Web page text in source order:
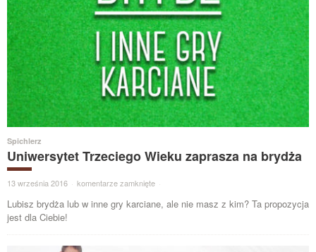
Spichlerz
Uniwersytet Trzeciego Wieku zaprasza na brydża
13 września 2016 · komentarze zamknięte ·
Lubisz brydża lub w inne gry karciane, ale nie masz z kim? Ta propozycja
jest dla Ciebie!